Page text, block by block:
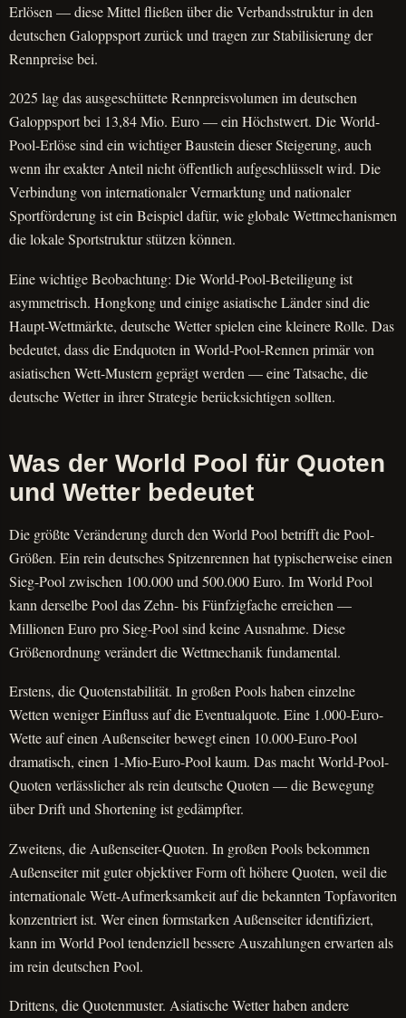
Erlösen — diese Mittel fließen über die Verbandsstruktur in den
deutschen Galoppsport zurück und tragen zur Stabilisierung der
Rennpreise bei.
2025 lag das ausgeschüttete Rennpreisvolumen im deutschen
Galoppsport bei 13,84 Mio. Euro — ein Höchstwert. Die World-
Pool-Erlöse sind ein wichtiger Baustein dieser Steigerung, auch
wenn ihr exakter Anteil nicht öffentlich aufgeschlüsselt wird. Die
Verbindung von internationaler Vermarktung und nationaler
Sportförderung ist ein Beispiel dafür, wie globale Wettmechanismen
die lokale Sportstruktur stützen können.
Eine wichtige Beobachtung: Die World-Pool-Beteiligung ist
asymmetrisch. Hongkong und einige asiatische Länder sind die
Haupt-Wettmärkte, deutsche Wetter spielen eine kleinere Rolle. Das
bedeutet, dass die Endquoten in World-Pool-Rennen primär von
asiatischen Wett-Mustern geprägt werden — eine Tatsache, die
deutsche Wetter in ihrer Strategie berücksichtigen sollten.
Was der World Pool für Quoten
und Wetter bedeutet
Die größte Veränderung durch den World Pool betrifft die Pool-
Größen. Ein rein deutsches Spitzenrennen hat typischerweise einen
Sieg-Pool zwischen 100.000 und 500.000 Euro. Im World Pool
kann derselbe Pool das Zehn- bis Fünfzigfache erreichen —
Millionen Euro pro Sieg-Pool sind keine Ausnahme. Diese
Größenordnung verändert die Wettmechanik fundamental.
Erstens, die Quotenstabilität. In großen Pools haben einzelne
Wetten weniger Einfluss auf die Eventualquote. Eine 1.000-Euro-
Wette auf einen Außenseiter bewegt einen 10.000-Euro-Pool
dramatisch, einen 1-Mio-Euro-Pool kaum. Das macht World-Pool-
Quoten verlässlicher als rein deutsche Quoten — die Bewegung
über Drift und Shortening ist gedämpfter.
Zweitens, die Außenseiter-Quoten. In großen Pools bekommen
Außenseiter mit guter objektiver Form oft höhere Quoten, weil die
internationale Wett-Aufmerksamkeit auf die bekannten Topfavoriten
konzentriert ist. Wer einen formstarken Außenseiter identifiziert,
kann im World Pool tendenziell bessere Auszahlungen erwarten als
im rein deutschen Pool.
Drittens, die Quotenmuster. Asiatische Wetter haben andere